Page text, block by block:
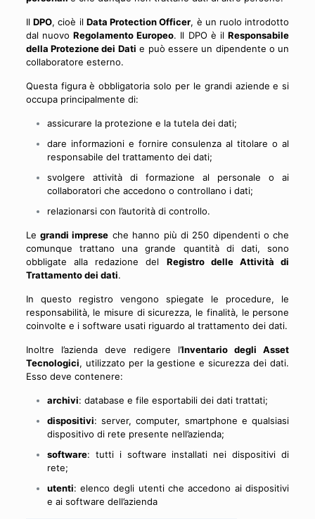
IlDPO, cioè il Data Protection Officer, è un ruolo introdotto
dal nuovoRegolamento Europeo. Il DPO è ilResponsabile
della Protezione dei Dati e può essere un dipendente o un
collaboratore esterno.
Questa figura è obbligatoria solo per le grandi aziende e si
occupa principalmente di:
assicurare la protezione e la tutela dei dati;
dare informazioni e fornire consulenza al titolare o al
responsabile del trattamento dei dati;
svolgere attività di formazione al personale o ai
collaboratori che accedono o controllano i dati;
relazionarsi con l’autorità di controllo.
Legrandi imprese che hanno più di 250 dipendenti o che
comunque trattano una grande quantità di dati, sono
obbligate alla redazione del Registro delle Attività di
Trattamento dei dati.
In questo registro vengono spiegate le procedure, le
responsabilità, le misure di sicurezza, le finalità, le persone
coinvolte e i software usati riguardo al trattamento dei dati.
Inoltre l’azienda deve redigere l’Inventario degli Asset
Tecnologici, utilizzato per la gestione e sicurezza dei dati.
Esso deve contenere:
archivi: database e file esportabili dei dati trattati;
dispositivi: server, computer, smartphone e qualsiasi
dispositivo di rete presente nell’azienda;
software: tutti i software installati nei dispositivi di
rete;
utenti: elenco degli utenti che accedono ai dispositivi
e ai software dell’azienda